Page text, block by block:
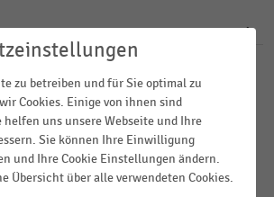
Branchen
Region
zu betreiben und für Sie optimal zu
Cookies. Einige von ihnen sind
helfen uns unsere Webseite und Ihre
Sie können Ihre Einwilligung
und Ihre Cookie Einstellungen ändern.
Übersicht über alle verwendeten Cookies.